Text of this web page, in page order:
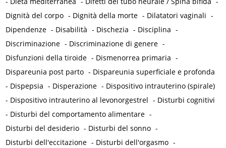
Dignità del corpo - Dignità della morte - Dilatatori vaginali -
Dipendenze - Disabilità - Dischezia - Disciplina -
Discriminazione - Discriminazione di genere -
Disfunzioni della tiroide - Dismenorrea primaria -
Dispareunia post parto - Dispareunia superficiale e profonda
- Dispepsia - Disperazione - Dispositivo intrauterino (spirale)
- Dispositivo intrauterino al levonorgestrel - Disturbi cognitivi
- Disturbi del comportamento alimentare -
Disturbi del desiderio - Disturbi del sonno -
Disturbi dell'eccitazione - Disturbi dell'orgasmo -